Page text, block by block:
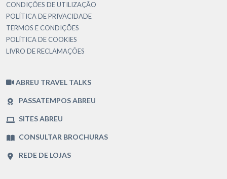
CONDIÇÕES DE UTILIZAÇÃO
POLÍTICA DE PRIVACIDADE
TERMOS E CONDIÇÕES
POLÍTICA DE COOKIES
LIVRO DE RECLAMAÇÕES
ABREU TRAVEL TALKS
PASSATEMPOS ABREU
SITES ABREU
CONSULTAR BROCHURAS
REDE DE LOJAS